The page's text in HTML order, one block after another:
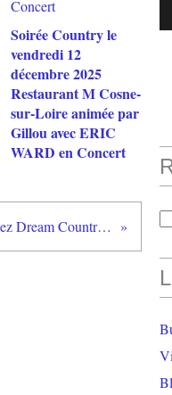
Soirée Country le
vendredi 12
décembre 2025
Restaurant M Cosne-
sur-Loire animée par
Gillou avec ERIC
WARD en Concert
Workshop & bal Catalan chez Dream Country à La Suze sur Sarthe ( Vidéos & Photos )